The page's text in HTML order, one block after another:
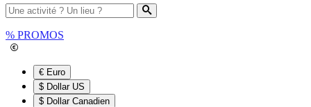
% PROMOS
€ Euro
$ Dollar US
$ Dollar Canadien